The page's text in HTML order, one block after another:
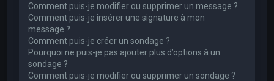
Comment puis-je modifier ou supprimer un message ?
Comment puis-je insérer une signature à mon
message ?
Comment puis-je créer un sondage ?
Pourquoi ne puis-je pas ajouter plus d’options à un
sondage ?
Comment puis-je modifier ou supprimer un sondage ?